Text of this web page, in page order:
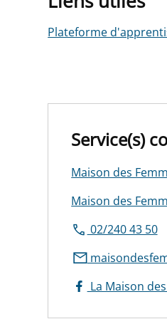
Plateforme
Service(s)
Maison des
Maison des
02/240 43 50
La Maison